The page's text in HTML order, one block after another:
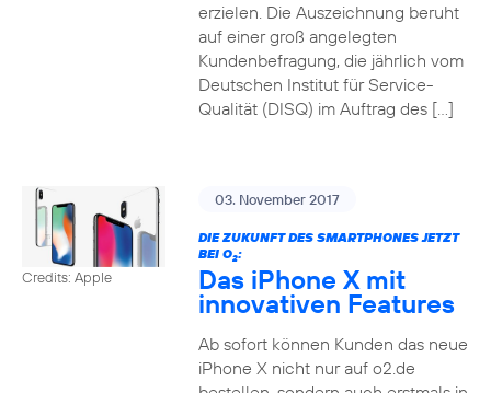
erzielen. Die Auszeichnung beruht
auf einer groß angelegten
Kundenbefragung, die jährlich vom
Deutschen Institut für Service-
Qualität (DISQ) im Auftrag des […]
Credits: Apple
03. November 2017
DIE ZUKUNFT DES SMARTPHONES JETZT
BEI O2:
Das iPhone X mit
innovativen Features
Ab sofort können Kunden das neue
iPhone X nicht nur auf o2.de